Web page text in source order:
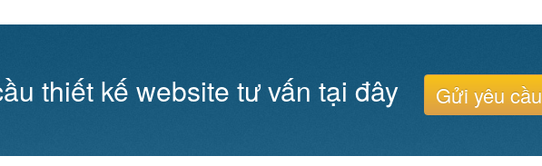
thiết kế website tư vấn tại đây Gửi yêu cầu